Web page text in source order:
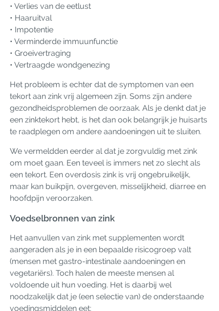
• Verlies van de eetlust
• Haaruitval
• Impotentie
• Verminderde immuunfunctie
• Groeivertraging
• Vertraagde wondgenezing
Het probleem is echter dat de symptomen van een
tekort aan zink vrij algemeen zijn. Soms zijn andere
gezondheidsproblemen de oorzaak. Als je denkt dat je
een zinktekort hebt, is het dan ook belangrijk je huisarts
te raadplegen om andere aandoeningen uit te sluiten.
We vermeldden eerder al dat je zorgvuldig met zink
om moet gaan. Een teveel is immers net zo slecht als
een tekort. Een overdosis zink is vrij ongebruikelijk,
maar kan buikpijn, overgeven, misselijkheid, diarree en
hoofdpijn veroorzaken.
Voedselbronnen van zink
Het aanvullen van zink met supplementen wordt
aangeraden als je in een bepaalde risicogroep valt
(mensen met gastro-intestinale aandoeningen en
vegetariërs). Toch halen de meeste mensen al
voldoende uit hun voeding. Het is daarbij wel
noodzakelijk dat je (een selectie van) de onderstaande
voedingsmiddelen eet: